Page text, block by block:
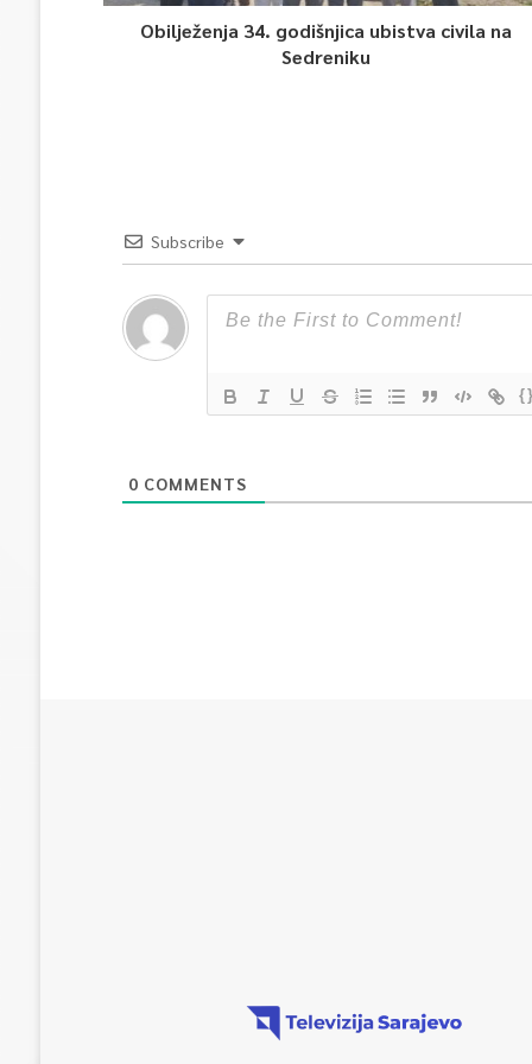
Obilježenja 34. godišnjica ubistva civila na
Sedreniku
Subscribe
{}
0 COMMENTS